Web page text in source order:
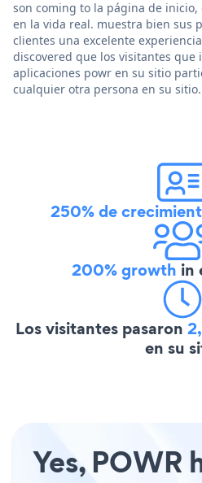
son coming to la página de inicio,
en la vida real. muestra bien sus
clientes una excelente
discovered que los visitantes que
aplicaciones powr en su sitio
cualquier otra persona en su sitio.
250% de
200% growth in
Los visitantes pasaron
en su
Yes, POWR